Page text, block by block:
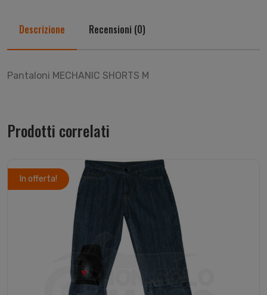
Descrizione Recensioni (0)
Pantaloni MECHANIC SHORTS M
Prodotti correlati
In offerta!